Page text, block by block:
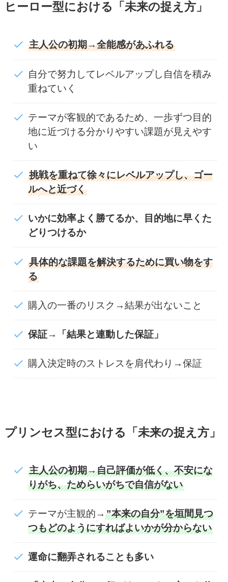
ヒーロー型における「未来の捉え方」
主人公の初期→全能感があふれる
自分で努力してレベルアップし自信を積み
重ねていく
テーマが客観的であるため、一歩ずつ目的
地に近づける分かりやすい課題が見えやす
い
挑戦を重ねて徐々にレベルアップし、ゴー
ルへと近づく
いかに効率よく勝てるか、目的地に早くた
どりつけるか
具体的な課題を解決するために買い物をす
る
購入の一番のリスク→結果が出ないこと
保証→「結果と連動した保証」
購入決定時のストレスを肩代わり→保証
プリンセス型における「未来の捉え方」
主人公の初期→自己評価が低く、不安にな
りがち、ためらいがちで自信がない
テーマが主観的→”本来の自分”を垣間見つ
つもどのようにすればよいかが分からない
運命に翻弄されることも多い